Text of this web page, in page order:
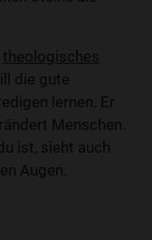
theologisches
die gute
lernen. Er
Menschen.
ist, sieht auch
Augen.